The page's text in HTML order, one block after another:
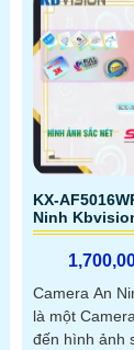
kép Full
đêm sinh
KX-
Ninh
Camera An
là một
đến hình ảnh sắt nét.